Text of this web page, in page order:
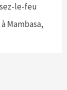
le-feu
Mambasa,